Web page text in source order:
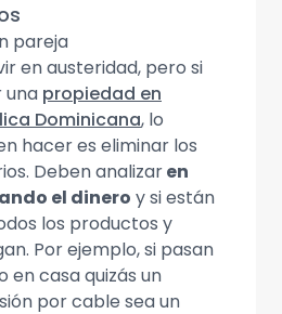
en austeridad, pero si
una propiedad en
Dominicana, lo
hacer es eliminar los
Deben analizaren
el dinero y si están
los productos y
Por ejemplo, si pasan
en casa quizás un
por cable sea un